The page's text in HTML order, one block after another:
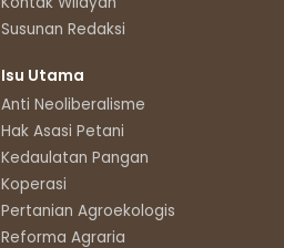
Susunan Redaksi
Isu Utama
Anti Neoliberalisme
Hak Asasi Petani
Kedaulatan Pangan
Koperasi
Pertanian Agroekologis
Reforma Agraria